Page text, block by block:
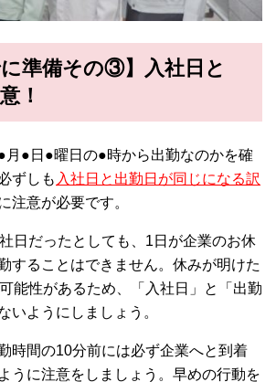
に準備その③】入社日と
！
月●日●曜日の●時から出勤なのかを確
ずしも 入社日と出勤日が同じになる訳
注意が必要です。
日だったとしても、1日が企業のお休
することはできません。休みが明けた
能性があるため、「入社日」と「出勤
いようにしましょう。
時間の10分前には必ず企業へと到着
うに注意をしましょう。早めの行動を